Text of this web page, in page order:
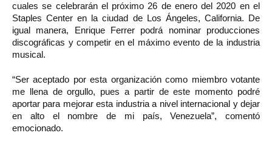
cuales se celebrarán el próximo 26 de enero del 2020 en el
Staples Center en la ciudad de Los Ángeles, California. De
igual manera, Enrique Ferrer podrá nominar producciones
discográficas y competir en el máximo evento de la industria
musical.
“Ser aceptado por esta organización como miembro votante
me llena de orgullo, pues a partir de este momento podré
aportar para mejorar esta industria a nivel internacional y dejar
en alto el nombre de mi país, Venezuela”, comentó
emocionado.